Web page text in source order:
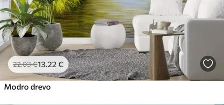
22.03€13 .22 €
Modro drevo